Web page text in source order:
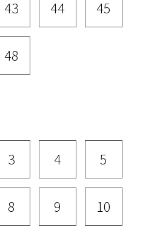
43 44 45
48
3 4 5
8 9 10